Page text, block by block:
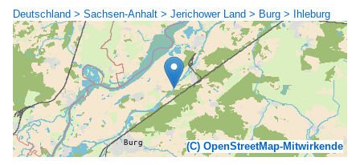
Deutschland > Sachsen-Anhalt > Jerichower Land > Burg > Ihleburg
(C) OpenStreetMap-Mitwirkende